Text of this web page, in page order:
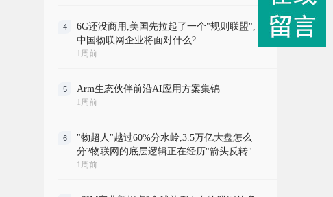
4
6G还没商用,美国先拉起了一个"规则联盟",
中国物联网企业将面对什么?
1周前
5 Arm生态伙伴前沿AI应用方案集锦
1周前
6
"物超人"越过60%分水岭,3.5万亿大盘怎么
分?物联网的底层逻辑正在经历"箭头反转"
1周前